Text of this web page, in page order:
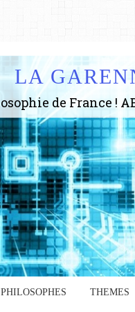
LA
PHILOSOPHES THEMES